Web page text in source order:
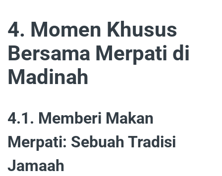
4. Momen Khusus
Bersama Merpati di
Madinah
4.1. Memberi Makan
Merpati: Sebuah Tradisi
Jamaah